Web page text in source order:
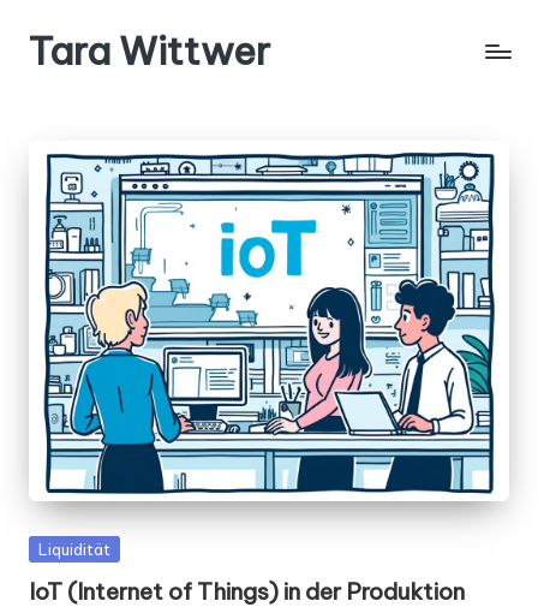
Tara Wittwer
Posted
Liquidität
IoT (Internet of Things) in der Produktion